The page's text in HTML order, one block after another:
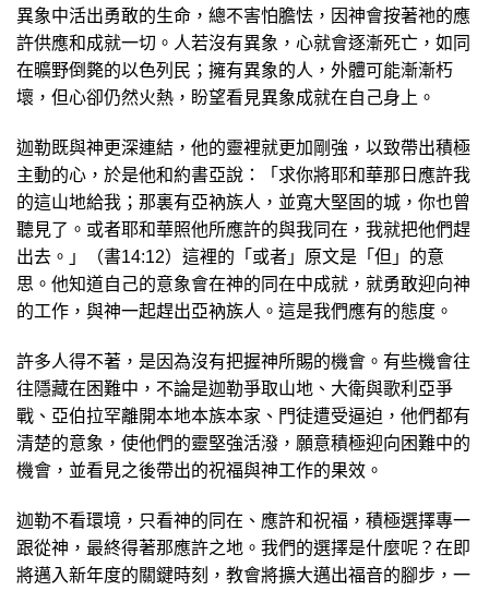
異象中活出勇敢的生命，總不害怕膽怯，因神會按著祂的應
許供應和成就一切。人若沒有異象，心就會逐漸死亡，如同
在曠野倒斃的以色列民；擁有異象的人，外體可能漸漸朽
壞，但心卻仍然火熱，盼望看見異象成就在自己身上。
迦勒既與神更深連結，他的靈裡就更加剛強，以致帶出積極
主動的心，於是他和約書亞說：「求你將耶和華那日應許我
的這山地給我；那裏有亞衲族人，並寬大堅固的城，你也曾
聽見了。或者耶和華照他所應許的與我同在，我就把他們趕
出去。」（書14:12）這裡的「或者」原文是「但」的意
思。他知道自己的意象會在神的同在中成就，就勇敢迎向神
的工作，與神一起趕出亞衲族人。這是我們應有的態度。
許多人得不著，是因為沒有把握神所賜的機會。有些機會往
往隱藏在困難中，不論是迦勒爭取山地、大衛與歌利亞爭
戰、亞伯拉罕離開本地本族本家、門徒遭受逼迫，他們都有
清楚的意象，使他們的靈堅強活潑，願意積極迎向困難中的
機會，並看見之後帶出的祝福與神工作的果效。
迦勒不看環境，只看神的同在、應許和祝福，積極選擇專一
跟從神，最終得著那應許之地。我們的選擇是什麼呢？在即
將邁入新年度的關鍵時刻，教會將擴大邁出福音的腳步，一